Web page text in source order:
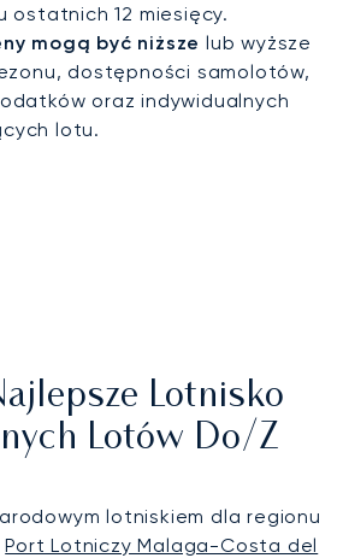
ostatnich 12 miesięcy.
mogą być niższe lub wyższe
dostępności samolotów,
oraz indywidualnych
lotu.
Lotnisko
Lotów Do/z
lotniskiem dla regionu
Port Lotniczy Malaga-Costa del